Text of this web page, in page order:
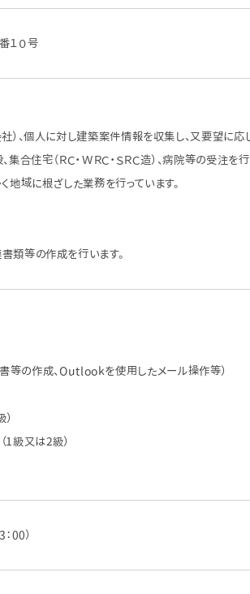
１０号
）、個人に対し建築案件情報を収集し、又要望に応
合住宅（ＲＣ・ＷＲＣ・ＳＲＣ造）、病院等の受注を行
地域に根ざした業務を行っています。
類等の作成を行います。
の作成、Outlookを使用したメール操作等）
は2級）
00）